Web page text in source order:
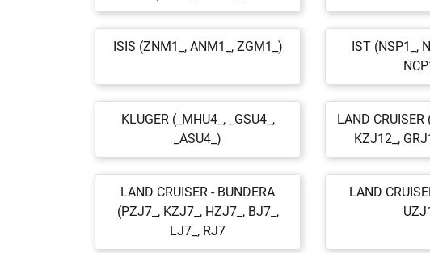
ISIS (ZNM1_, ANM1_, ZGM1_)
IST (NSP1_,
KLUGER (_MHU4_, _GSU4_,
_ASU4_)
LAND
KZJ12_,
LAND CRUISER - BUNDERA
(PZJ7_, KZJ7_, HZJ7_, BJ7_,
LJ7_, RJ7
LAND